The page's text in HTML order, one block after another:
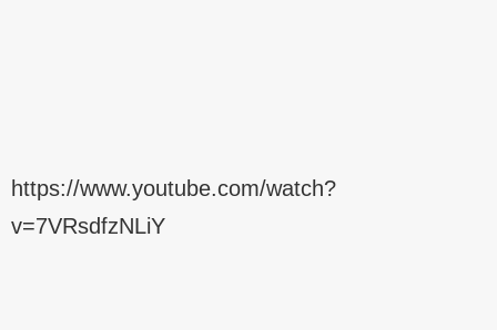
https://www.youtube.com/watch?
v=7VRsdfzNLiY